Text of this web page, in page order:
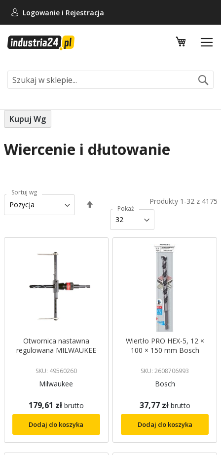
Logowanie i Rejestracja
Mój
Wiercenie i dłutowanie
Produkty 1 -32z 4175
Sortuj wg
kierunek
malejący
Pokaż
Otwornica nastawna
regulowana MILWAUKEE
SKU: 49560260
Milwaukee
179,61 zł brutto
Dodaj do koszyka
Wiertło PRO HEX-5, 12 ×
100 × 150 mm Bosch
SKU: 2608706993
Bosch
37,77 zł brutto
Dodaj do koszyka
Kupuj Wg